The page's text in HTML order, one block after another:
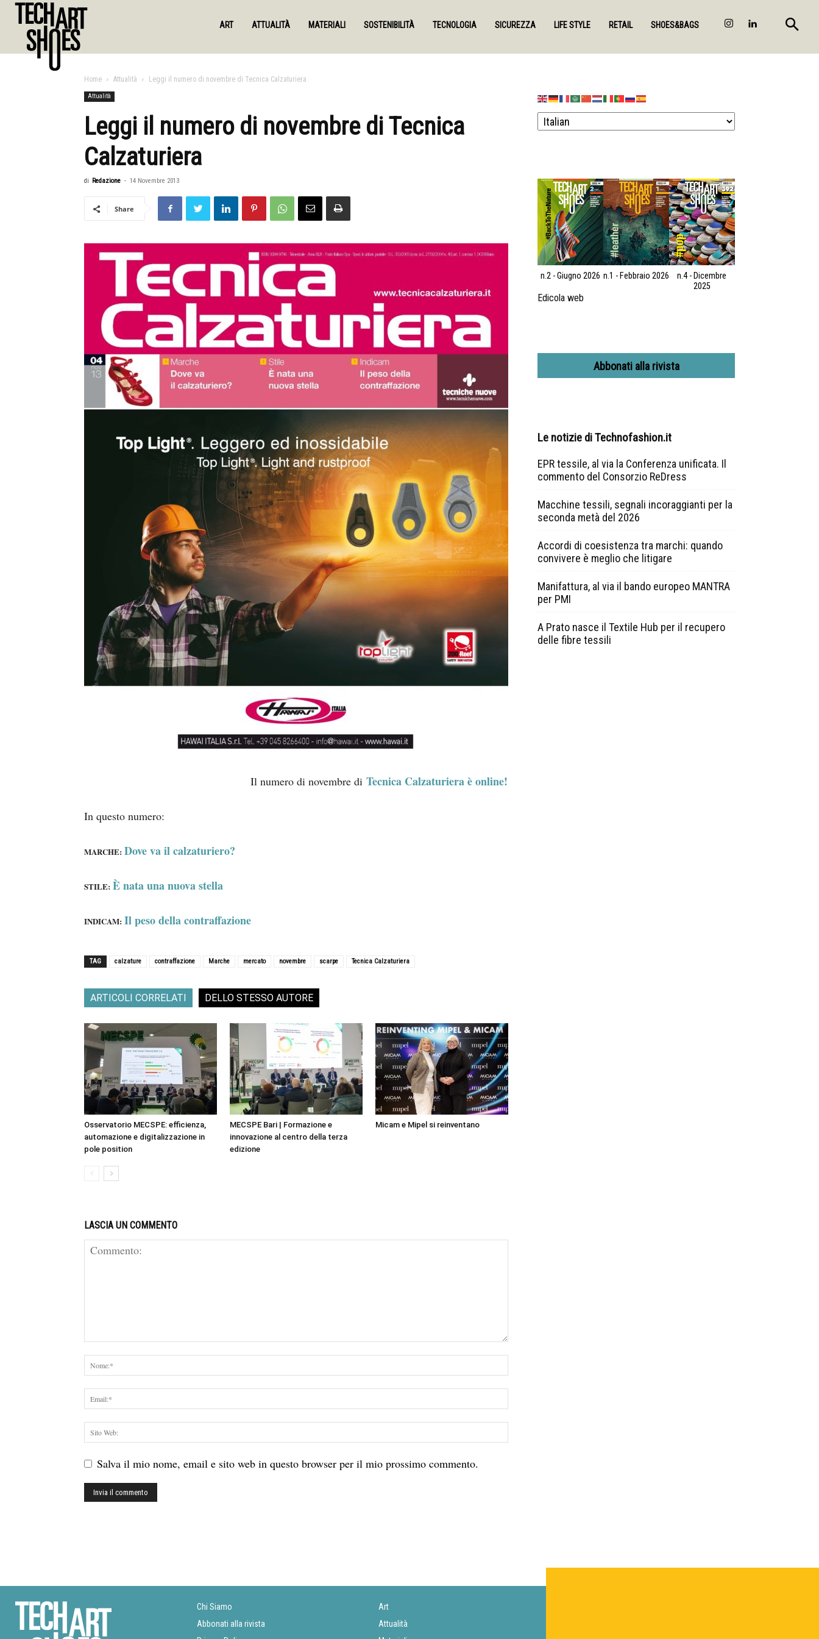
ART ATTUALITÀ MATERIALI SOSTENIBILITÀ TECNOLOGIA SICUREZZA LIFE STYLE RETAIL SHOES&BAGS
Home Attualità Leggi il numero di novembre di Tecnica Calzaturiera
Attualità
Leggi il numero di novembre di Tecnica
Calzaturiera
di Redazione - 14 Novembre 2013
Share
Il numero di novembre di Tecnica Calzaturiera è online!
In questo numero:
MARCHE: Dove va il calzaturiero?
STILE: È nata una nuova stella
INDICAM: Il peso della contraffazione
TAG calzature contraffazione Marche mercato novembre scarpe Tecnica Calzaturiera
ARTICOLI CORRELATI DELLO STESSO AUTORE
Osservatorio MECSPE: efficienza,
automazione e digitalizzazione in
pole position
MECSPE Bari | Formazione e
innovazione al centro della terza
edizione
Micam e Mipel si reinventano
LASCIA UN COMMENTO
Salva il mio nome, email e sito web in questo browser per il mio prossimo commento.
n.2 - Giugno 2026 n.1 - Febbraio 2026
n.4 - Dicembre
2025
Edicola web
Abbonati alla rivista
Le notizie di Technofashion.it
EPR tessile, al via la Conferenza unificata. Il
commento del Consorzio ReDress
Macchine tessili, segnali incoraggianti per la
seconda metà del 2026
Accordi di coesistenza tra marchi: quando
convivere è meglio che litigare
Manifattura, al via il bando europeo MANTRA
per PMI
A Prato nasce il Textile Hub per il recupero
delle fibre tessili
Chi Siamo
Abbonati alla rivista
Art
Attualità